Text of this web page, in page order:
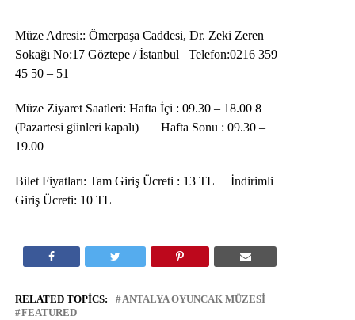
Müze Adresi:: Ömerpaşa Caddesi, Dr. Zeki Zeren
Sokağı No:17 Göztepe / İstanbul Telefon:0216 359
45 50 – 51
Müze Ziyaret Saatleri: Hafta İçi : 09.30 – 18.00 8
(Pazartesi günleri kapalı) Hafta Sonu : 09.30 –
19.00
Bilet Fiyatları: Tam Giriş Ücreti : 13 TL İndirimli
Giriş Ücreti: 10 TL
RELATED TOPICS:
ANTALYA OYUNCAK MÜZESI
FEATURED